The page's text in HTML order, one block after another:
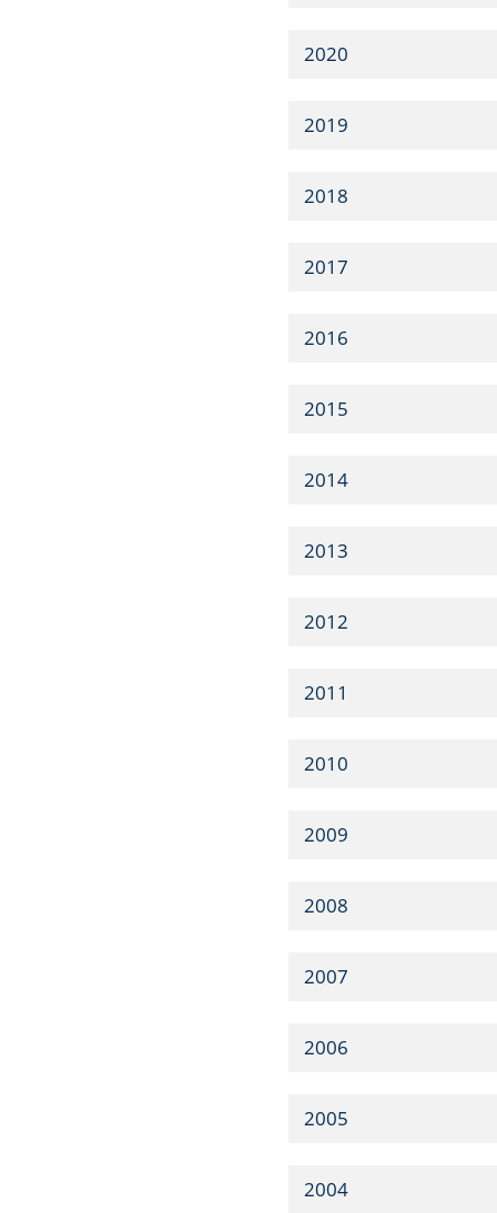
2020
2019
2018
2017
2016
2015
2014
2013
2012
2011
2010
2009
2008
2007
2006
2005
2004